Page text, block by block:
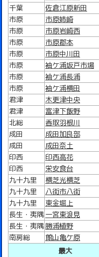
千葉
佐倉江原新田
市原
市原姉崎
市原
市原岩崎西
市原
市原郡本
市原
市原中川田
市原
袖ケ浦坂戸市場
市原
袖ケ浦長浦
市原
袖ケ浦横田
君津
木更津中央
君津
富津下飯野
北総
香取羽根川
成田
成田加良部
成田
成田奈土
印西
印西高花
印西
栄安食台
九十九里
横芝光横芝
九十九里
八街市八街
九十九里
東金堀上
長生・夷隅 一宮東浪見
長生・夷隅勝浦植野
南房総
館山亀ケ原
最大